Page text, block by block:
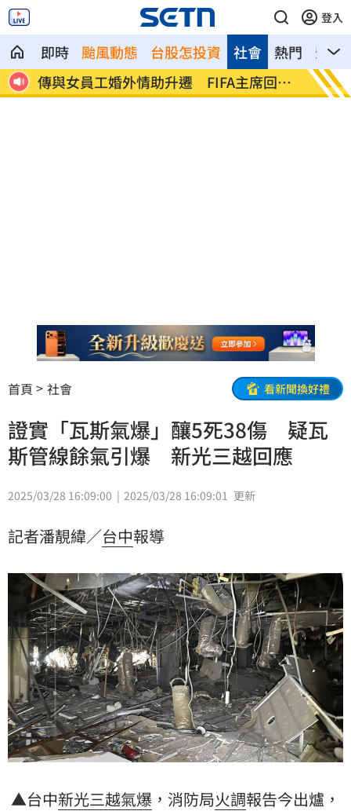
登入
即時 颱風動態 台股怎投資 熱門 影音
社會
晚
傳與女員工婚外情助升遷 FIFA主席回應
了
台灣
首頁 社會 看新聞換好禮
證實「瓦斯氣爆」釀5死38傷 疑瓦
斯管線餘氣引爆 新光三越回應
2025/03/28 16:09:00 2025/03/28 16:09:01 更新
記者潘靚緯／台中報導
▲台中新光三越氣爆 ，消防局火調報告今出爐，